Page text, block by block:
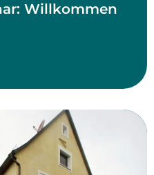
Willkommen